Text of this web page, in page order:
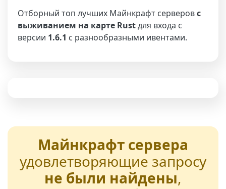
Отборный топ лучших Майнкрафт серверовс
выживанием на карте Rustдля входа с
версии 1.6.1 с разнообразными ивентами.
Майнкрафт сервера
удовлетворяющие запросу
не были найдены,